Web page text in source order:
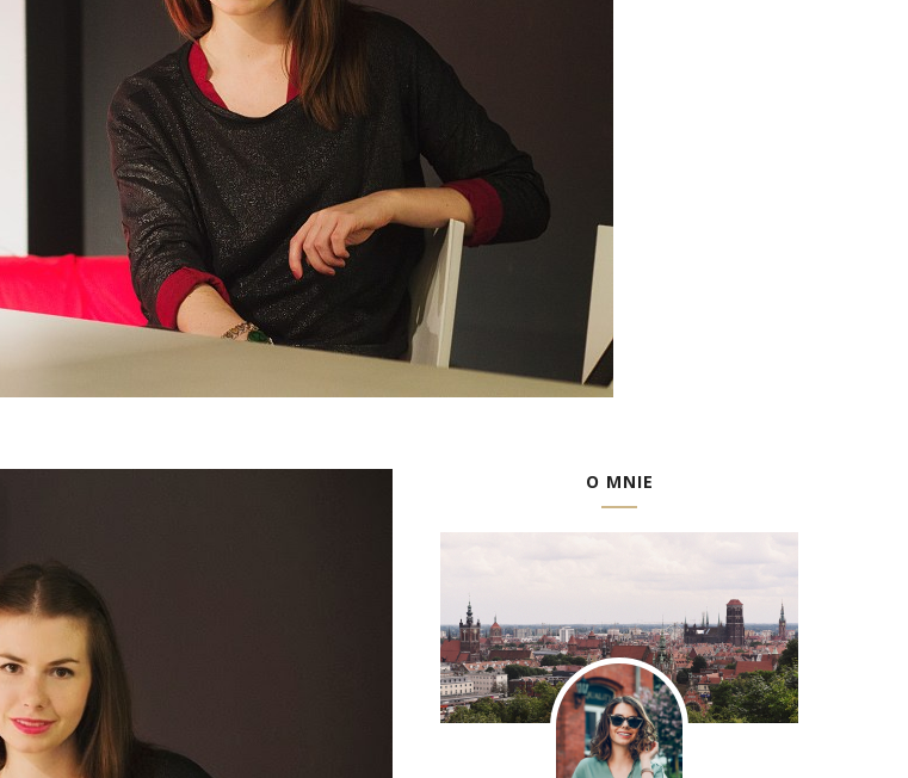
O MNIE